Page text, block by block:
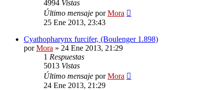
4994 Vistas
Último mensaje porMora
25 Ene 2013, 23:43
Cyathopharynx furcifer, (Boulenger 1.898)
porMora » 24 Ene 2013, 21:29
1 Respuestas
5013 Vistas
Último mensaje porMora
24 Ene 2013, 21:29